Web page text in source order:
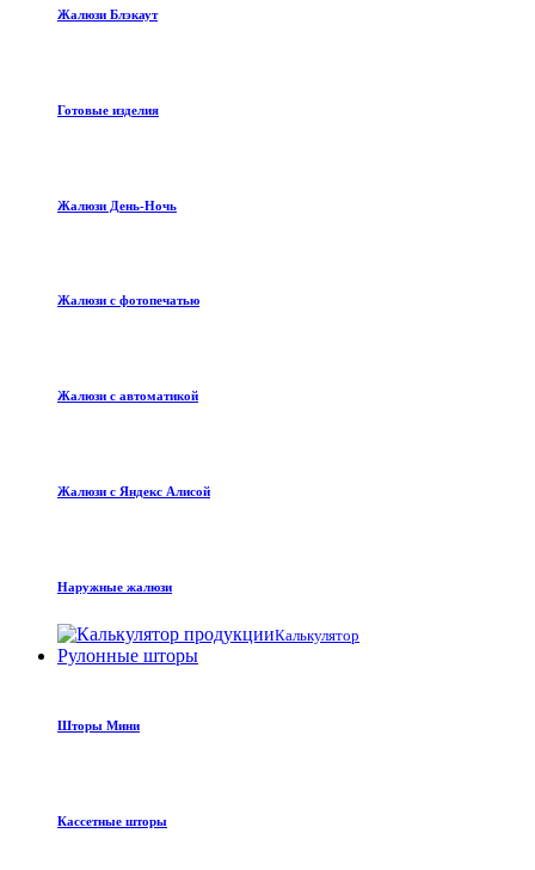
Жалюзи Блэкаут
Готовые изделия
Жалюзи День-Ночь
Жалюзи с фотопечатью
Жалюзи с автоматикой
Жалюзи с Яндекс Алисой
Наружные жалюзи
Калькулятор
Рулонные шторы
Шторы Мини
Кассетные шторы